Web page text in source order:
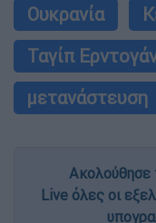
Ουκρανία
Ταγίπ
μετανάστευση
Ακολούθησε
Live όλες οι